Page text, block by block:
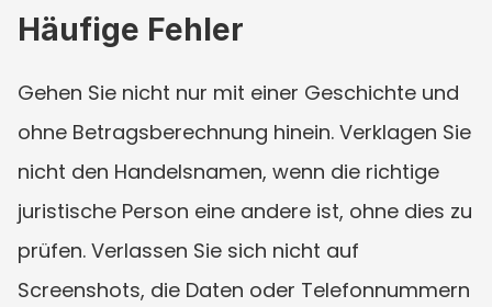
Häufige Fehler
Gehen Sie nicht nur mit einer Geschichte und
ohne Betragsberechnung hinein. Verklagen Sie
nicht den Handelsnamen, wenn die richtige
juristische Person eine andere ist, ohne dies zu
prüfen. Verlassen Sie sich nicht auf
Screenshots, die Daten oder Telefonnummern